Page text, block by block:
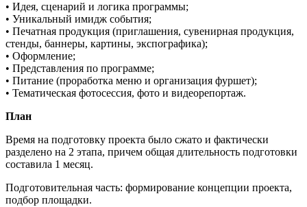
• Идея, сценарий и логика программы;
• Уникальный имидж события;
• Печатная продукция (приглашения, сувенирная продукция,
стенды, баннеры, картины, экспографика);
• Оформление;
• Представления по программе;
• Питание (проработка меню и организация фуршет);
• Тематическая фотосессия, фото и видеорепортаж.
План
Время на подготовку проекта было сжато и фактически
разделено на 2 этапа, причем общая длительность подготовки
составила 1 месяц.
Подготовительная часть: формирование концепции проекта,
подбор площадки.